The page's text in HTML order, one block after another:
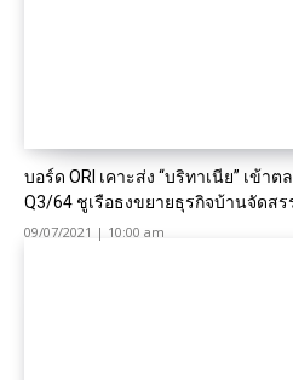
บอร์ด ORI เคาะส่ง “บริทาเนีย” เข้า
Q3/64 ชูเรือธงขยายธุรกิจบ้านจัดสร
09/07/2021 | 10:00 am